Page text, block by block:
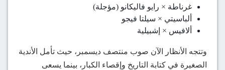
غرناطة × رايو فاليكانو (مؤجلة)
ألباسيتي × سيلتا فيجو
ألافيس × إشبيلية
وتتجه الأنظار الآن صوب منتصف ديسمبر، حيث تأمل الأندية
الصغيرة في كتابة التاريخ وإقصاء الكبار، بينما يسعى